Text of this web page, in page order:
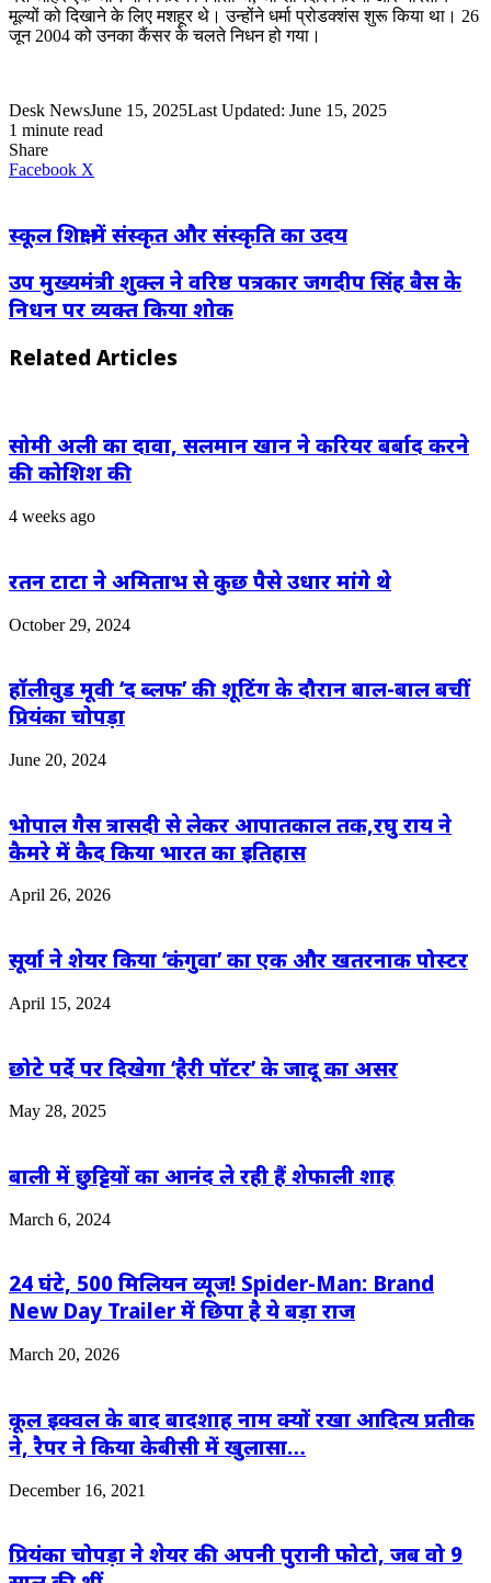
मूल्यों को दिखाने के लिए मशहूर थे। उन्होंने धर्मा प्रोडक्शंस शुरू किया था। 26
जून 2004 को उनका कैंसर के चलते निधन हो गया।
Desk NewsJune 15, 2025Last Updated: June 15, 2025
1 minute read
Share
Facebook X
स्कूल शिक्षा में संस्कृत और संस्कृति का उदय
उप मुख्यमंत्री शुक्ल ने वरिष्ठ पत्रकार जगदीप सिंह बैस के
निधन पर व्यक्त किया शोक
Related Articles
सोमी अली का दावा, सलमान खान ने करियर बर्बाद करने
की कोशिश की
4 weeks ago
रतन टाटा ने अमिताभ से कुछ पैसे उधार मांगे थे
October 29, 2024
हॉलीवुड मूवी ‘द ब्लफ’ की शूटिंग के दौरान बाल-बाल बचीं
प्रियंका चोपड़ा
June 20, 2024
भोपाल गैस त्रासदी से लेकर आपातकाल तक,रघु राय ने
कैमरे में कैद किया भारत का इतिहास
April 26, 2026
सूर्या ने शेयर किया ‘कंगुवा’ का एक और खतरनाक पोस्टर
April 15, 2024
छोटे पर्दे पर दिखेगा ‘हैरी पॉटर’ के जादू का असर
May 28, 2025
बाली में छुट्टियों का आनंद ले रही हैं शेफाली शाह
March 6, 2024
24 घंटे, 500 मिलियन व्यूज! Spider-Man: Brand
New Day Trailer में छिपा है ये बड़ा राज
March 20, 2026
कूल इक्वल के बाद बादशाह नाम क्यों रखा आदित्य प्रतीक
ने, रैपर ने किया केबीसी में खुलासा…
December 16, 2021
प्रियंका चोपड़ा ने शेयर की अपनी पुरानी फोटो, जब वो 9